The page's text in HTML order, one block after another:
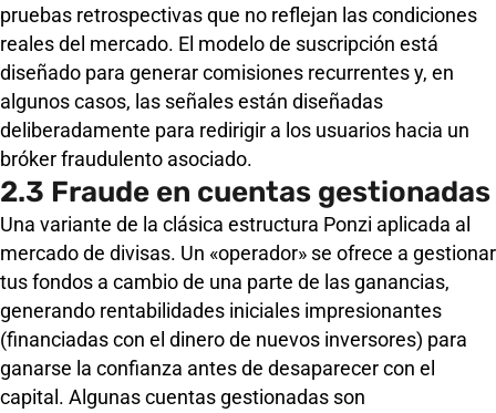
pruebas retrospectivas que no reflejan las condiciones
reales del mercado. El modelo de suscripción está
diseñado para generar comisiones recurrentes y, en
algunos casos, las señales están diseñadas
deliberadamente para redirigir a los usuarios hacia un
bróker fraudulento asociado.
2.3 Fraude en cuentas gestionadas
Una variante de la clásica estructura Ponzi aplicada al
mercado de divisas. Un «operador» se ofrece a gestionar
tus fondos a cambio de una parte de las ganancias,
generando rentabilidades iniciales impresionantes
(financiadas con el dinero de nuevos inversores) para
ganarse la confianza antes de desaparecer con el
capital. Algunas cuentas gestionadas son